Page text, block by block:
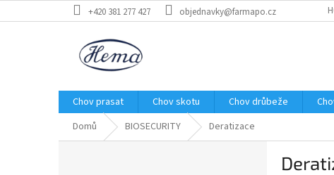
na
+420 381 277 427 objednavky@farmapo.cz
Chov prasat Chov skotu Chov drůbeže
Domů
BIOSECURITY Deratizace